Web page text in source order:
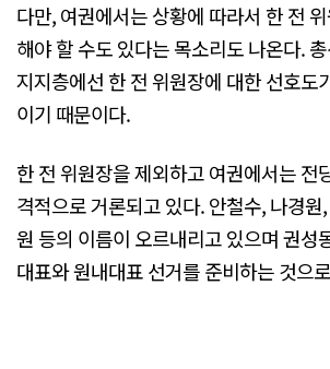
다만, 여권에서는 상황에 따라서 한 전
해야 할 수도 있다는 목소리도 나온다.
지지층에선 한 전 위원장에 대한 선호도
이기 때문이다.
한 전 위원장을 제외하고 여권에서는 전
격적으로 거론되고 있다. 안철수, 나경원
원 등의 이름이 오르내리고 있으며 권성
대표와 원내대표 선거를 준비하는 것으